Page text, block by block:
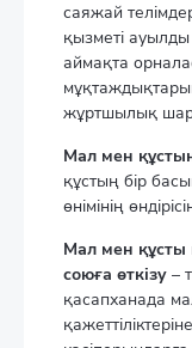
саяжай
қызметі
аймақта
жұртшылық
Мал мен құстың
құстың бір
өнімінің
Мал мен
союға өткізу –
қасапханада